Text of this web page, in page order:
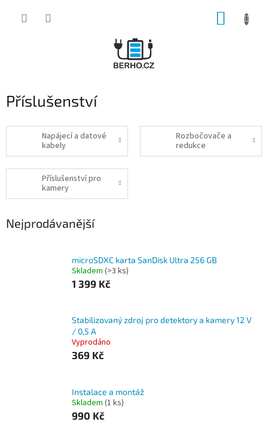
Příslušenství
Napájecí a datové
kabely
Rozbočovače a
redukce
Příslušenství pro
kamery
Nejprodávanější
microSDXC karta SanDisk Ultra 256 GB
Skladem (>3 ks)
1 399 Kč
Stabilizovaný zdroj pro detektory a kamery 12 V
/ 0,5 A
Vyprodáno
369 Kč
Instalace a montáž
Skladem (1 ks)
990 Kč